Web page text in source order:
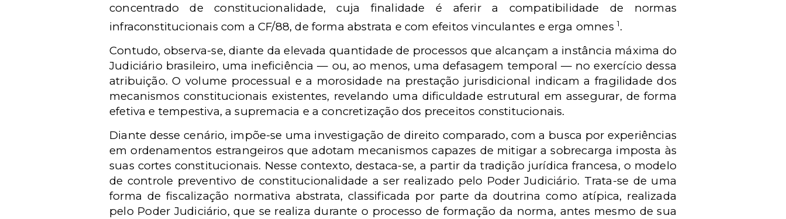
concentrado de constitucionalidade, cuja finalidade é aferir a compatibilidade de normas
infraconstitucionais com a CF/88, de forma abstrata e com efeitos vinculantes e erga omnes 1.
Contudo, observa-se, diante da elevada quantidade de processos que alcançam a instância máxima do
Judiciário brasileiro, uma ineficiência — ou, ao menos, uma defasagem temporal — no exercício dessa
atribuição. O volume processual e a morosidade na prestação jurisdicional indicam a fragilidade dos
mecanismos constitucionais existentes, revelando uma dificuldade estrutural em assegurar, de forma
efetiva e tempestiva, a supremacia e a concretização dos preceitos constitucionais.
Diante desse cenário, impõe-se uma investigação de direito comparado, com a busca por experiências
em ordenamentos estrangeiros que adotam mecanismos capazes de mitigar a sobrecarga imposta às
suas cortes constitucionais. Nesse contexto, destaca-se, a partir da tradição jurídica francesa, o modelo
de controle preventivo de constitucionalidade a ser realizado pelo Poder Judiciário. Trata-se de uma
forma de fiscalização normativa abstrata, classificada por parte da doutrina como atípica, realizada
pelo Poder Judiciário, que se realiza durante o processo de formação da norma, antes mesmo de sua